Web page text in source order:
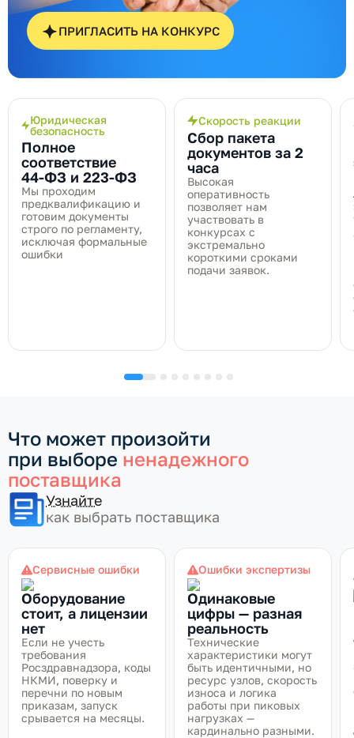
ПРИГЛАСИТЬ НА КОНКУРС
Юридическая
безопасность
Полное
соответствие
44‑ФЗ и 223‑ФЗ
Мы проходим
предквалификацию и
готовим документы
строго по регламенту,
исключая формальные
ошибки
Скорость реакции
Сбор пакета
документов за 2
часа
Высокая
оперативность
позволяет нам
участвовать в
конкурсах с
экстремально
короткими сроками
подачи заявок.
Что может произойти
при выборе ненадежного
поставщика
Узнайте
как выбрать поставщика
Сервисные ошибки
Оборудование
стоит, а лицензии
нет
Если не учесть
требования
Росздравнадзора, коды
НКМИ, поверку и
перечни по новым
приказам, запуск
срывается на месяцы.
Ошибки экспертизы
Одинаковые
цифры — разная
реальность
Технические
характеристики могут
быть идентичными, но
ресурс узлов, скорость
износа и логика
работы при пиковых
нагрузках —
кардинально разными.